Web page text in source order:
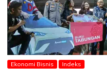
Ekonomi Bisnis Indeks